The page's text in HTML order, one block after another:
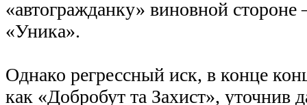
«автогражданку» виновной стороне
«Уника».
Однако регрессный иск, в конце
как «Добробут та Захист», уточнив